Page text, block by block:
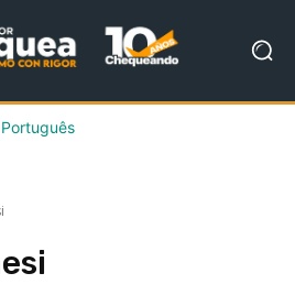
Português